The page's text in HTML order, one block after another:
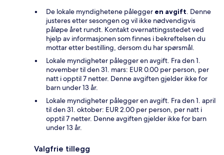
De lokale myndighetene pålegger en avgift. Denne
justeres etter sesongen og vil ikke nødvendigvis
påløpe året rundt. Kontakt overnattingsstedet ved
hjelp av informasjonen som finnes i bekreftelsen du
mottar etter bestilling, dersom du har spørsmål.
Lokale myndigheter pålegger en avgift. Fra den 1.
november til den 31. mars: EUR 0.00 per person, per
natt i opptil 7 netter. Denne avgiften gjelder ikke for
barn under 13 år.
Lokale myndigheter pålegger en avgift. Fra den 1. april
til den 31. oktober: EUR 2.00 per person, per natt i
opptil 7 netter. Denne avgiften gjelder ikke for barn
under 13 år.
Valgfrie tillegg